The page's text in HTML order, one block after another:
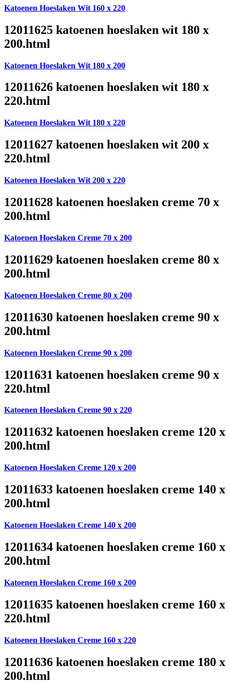
Katoenen Hoeslaken Wit 160 x 220
12011625 katoenen hoeslaken wit 180 x
200.html
Katoenen Hoeslaken Wit 180 x 200
12011626 katoenen hoeslaken wit 180 x
220.html
Katoenen Hoeslaken Wit 180 x 220
12011627 katoenen hoeslaken wit 200 x
220.html
Katoenen Hoeslaken Wit 200 x 220
12011628 katoenen hoeslaken creme 70 x
200.html
Katoenen Hoeslaken Creme 70 x 200
12011629 katoenen hoeslaken creme 80 x
200.html
Katoenen Hoeslaken Creme 80 x 200
12011630 katoenen hoeslaken creme 90 x
200.html
Katoenen Hoeslaken Creme 90 x 200
12011631 katoenen hoeslaken creme 90 x
220.html
Katoenen Hoeslaken Creme 90 x 220
12011632 katoenen hoeslaken creme 120 x
200.html
Katoenen Hoeslaken Creme 120 x 200
12011633 katoenen hoeslaken creme 140 x
200.html
Katoenen Hoeslaken Creme 140 x 200
12011634 katoenen hoeslaken creme 160 x
200.html
Katoenen Hoeslaken Creme 160 x 200
12011635 katoenen hoeslaken creme 160 x
220.html
Katoenen Hoeslaken Creme 160 x 220
12011636 katoenen hoeslaken creme 180 x
200.html